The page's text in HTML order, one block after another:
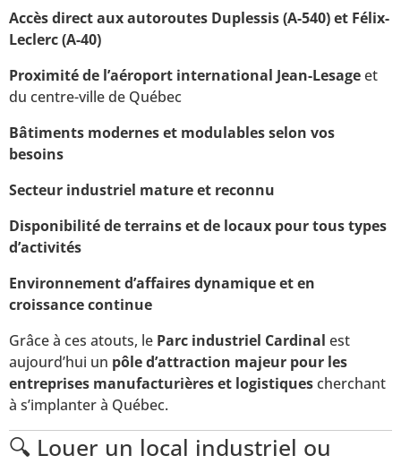
Accès direct aux autoroutes Duplessis (A-540) et Félix-
Leclerc (A-40)
Proximité de l’aéroport international Jean-Lesageet
du centre-ville de Québec
Bâtiments modernes et modulables selon vos
besoins
Secteur industriel mature et reconnu
Disponibilité de terrains et de locaux pour tous types
d’activités
Environnement d’affaires dynamique et en
croissance continue
Grâce à ces atouts, le Parc industriel Cardinal est
aujourd’hui un pôle d’attraction majeur pour les
entreprises manufacturières et logistiquescherchant
à s’implanter à Québec.
🔍 Louer un local industriel ou